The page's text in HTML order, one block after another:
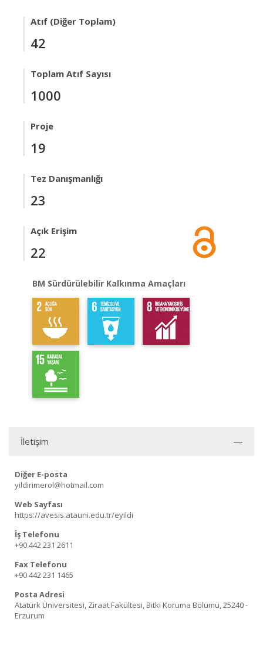
Atıf (Diğer Toplam)
42
Toplam Atıf Sayısı
1000
Proje
19
Tez Danışmanlığı
23
Açık Erişim
22
BM Sürdürülebilir Kalkınma Amaçları
İletişim
Diğer E-posta
yildirimerol@hotmail.com
Web Sayfası
https://avesis.atauni.edu.tr/eyildi
İş Telefonu
+90 442 231 2611
Fax Telefonu
+90 442 231 1465
Posta Adresi
Atatürk Üniversitesi, Ziraat Fakültesi, Bitki Koruma Bölümü, 25240 -
Erzurum